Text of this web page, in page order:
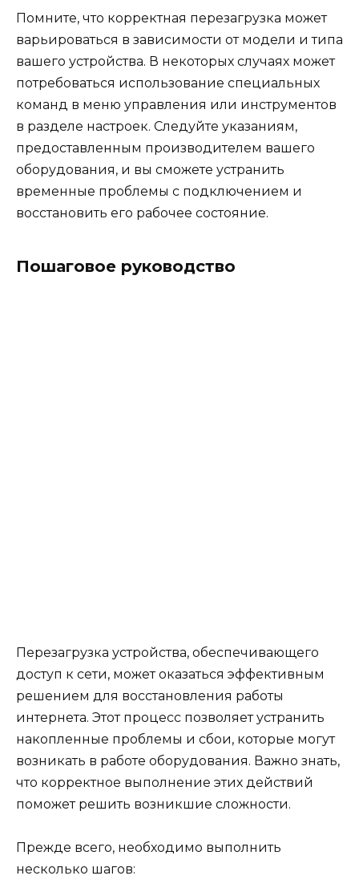
Помните, что корректная перезагрузка может
варьироваться в зависимости от модели и типа
вашего устройства. В некоторых случаях может
потребоваться использование специальных
команд в меню управления или инструментов
в разделе настроек. Следуйте указаниям,
предоставленным производителем вашего
оборудования, и вы сможете устранить
временные проблемы с подключением и
восстановить его рабочее состояние.
Пошаговое руководство
Перезагрузка устройства, обеспечивающего
доступ к сети, может оказаться эффективным
решением для восстановления работы
интернета. Этот процесс позволяет устранить
накопленные проблемы и сбои, которые могут
возникать в работе оборудования. Важно знать,
что корректное выполнение этих действий
поможет решить возникшие сложности.
Прежде всего, необходимо выполнить
несколько шагов: